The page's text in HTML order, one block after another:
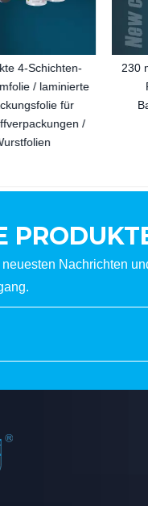
/ laminierte
für
/
230 ml:
Nachrichten